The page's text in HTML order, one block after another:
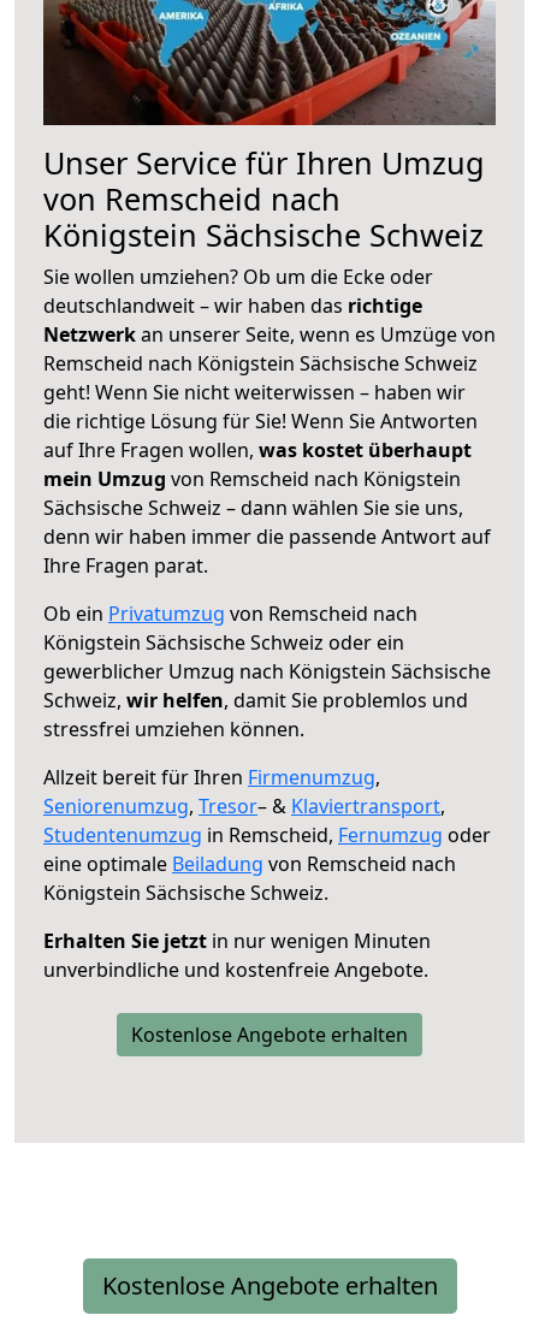
Unser Service für Ihren Umzug
von Remscheid nach
Königstein Sächsische Schweiz
Sie wollen umziehen? Ob um die Ecke oder
deutschlandweit – wir haben das richtige
Netzwerkan unserer Seite, wenn es Umzüge von
Remscheid nach Königstein Sächsische Schweiz
geht! Wenn Sie nicht weiterwissen – haben wir
die richtige Lösung für Sie! Wenn Sie Antworten
auf Ihre Fragen wollen, was kostet überhaupt
mein Umzug von Remscheid nach Königstein
Sächsische Schweiz – dann wählen Sie sie uns,
denn wir haben immer die passende Antwort auf
Ihre Fragen parat.
Ob ein Privatumzug von Remscheid nach
Königstein Sächsische Schweiz oder ein
gewerblicher Umzug nach Königstein Sächsische
Schweiz, wir helfen, damit Sie problemlos und
stressfrei umziehen können.
Allzeit bereit für Ihren Firmenumzug,
Seniorenumzug, Tresor– & Klaviertransport,
Studentenumzug in Remscheid, Fernumzug oder
eine optimale Beiladung von Remscheid nach
Königstein Sächsische Schweiz.
Erhalten Sie jetzt in nur wenigen Minuten
unverbindliche und kostenfreie Angebote.
Kostenlose Angebote erhalten
Kostenlose Angebote erhalten